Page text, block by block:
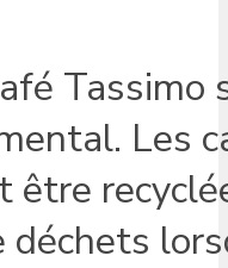
Les
être